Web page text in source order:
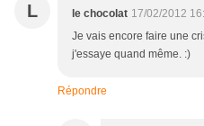
L le chocolat 17/02/2012
Je vais encore faire une
j'essaye quand même. :)
Répondre